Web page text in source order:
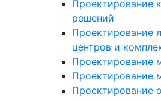
Проектирование
решений
Проектирование
центров и
Проектирование
Проектирование
Проектирование